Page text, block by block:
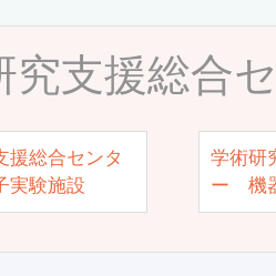
究支援総合
援総合センタ
験施設
学術研
ー 機